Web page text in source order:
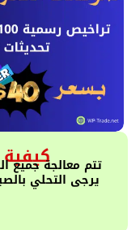
يرجى التحلي